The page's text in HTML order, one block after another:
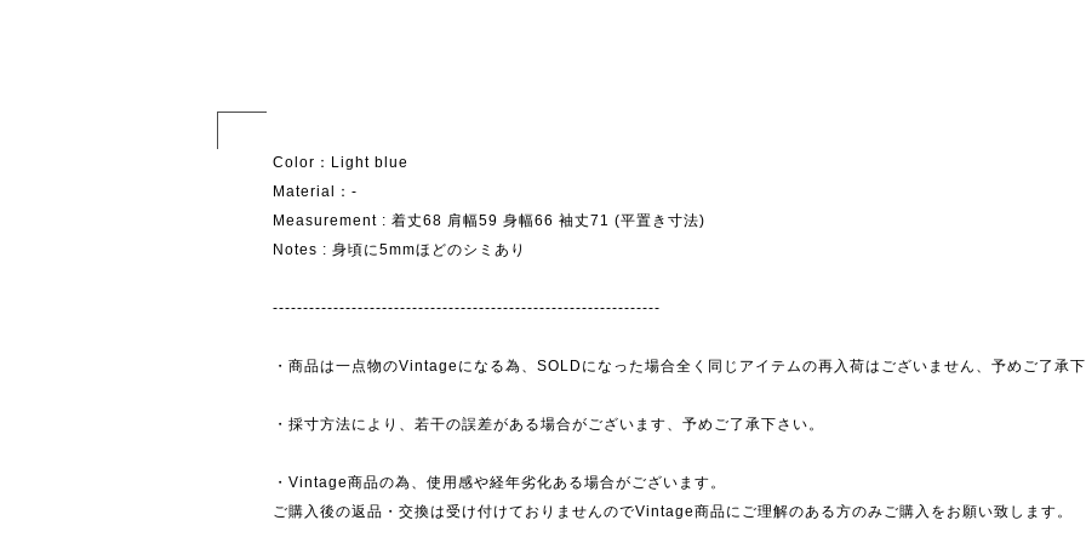
Color：Light blue
Material：-
Measurement : 着丈68 肩幅59 身幅66 袖丈71 (平置き寸法)
Notes : 身頃に5mmほどのシミあり
----------------------------------------------------------------
・商品は一点物のVintageになる為、SOLDになった場合全く同じアイテムの再入荷はございません、予めご了承
・採寸方法により、若干の誤差がある場合がございます、予めご了承下さい。
・Vintage商品の為、使用感や経年劣化ある場合がございます。
ご購入後の返品・交換は受け付けておりませんのでVintage商品にご理解のある方のみご購入をお願い致します。